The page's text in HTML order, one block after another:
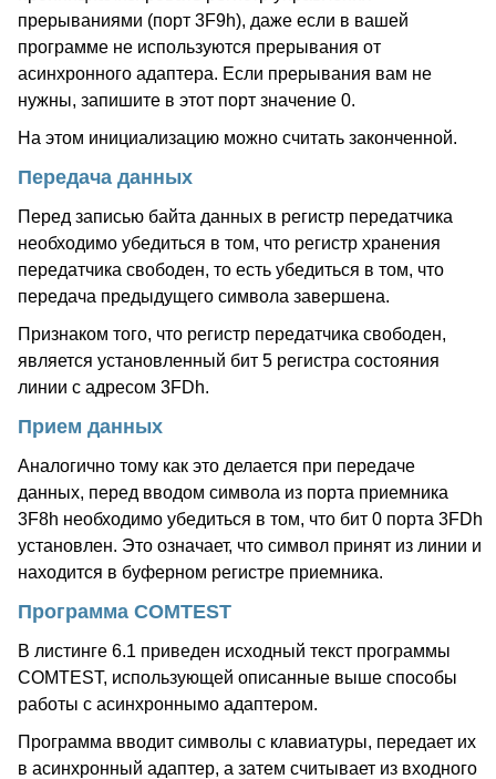
прерываниями (порт 3F9h), даже если в вашей
программе не используются прерывания от
асинхронного адаптера. Если прерывания вам не
нужны, запишите в этот порт значение 0.
На этом инициализацию можно считать законченной.
Передача данных
Перед записью байта данных в регистр передатчика
необходимо убедиться в том, что регистр хранения
передатчика свободен, то есть убедиться в том, что
передача предыдущего символа завершена.
Признаком того, что регистр передатчика свободен,
является установленный бит 5 регистра состояния
линии с адресом 3FDh.
Прием данных
Аналогично тому как это делается при передаче
данных, перед вводом символа из порта приемника
3F8h необходимо убедиться в том, что бит 0 порта 3FDh
установлен. Это означает, что символ принят из линии и
находится в буферном регистре приемника.
Программа COMTEST
В листинге 6.1 приведен исходный текст программы
COMTEST, использующей описанные выше способы
работы с асинхроннымо адаптером.
Программа вводит символы с клавиатуры, передает их
в асинхронный адаптер, а затем считывает из входного